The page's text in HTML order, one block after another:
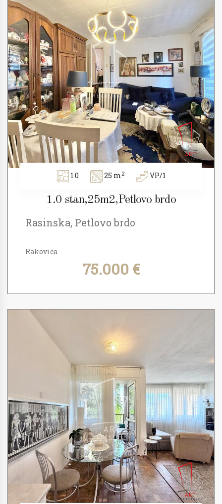
1.0 25 m2 VP/1
1.0 stan,25m2,Petlovo brdo
Rasinska, Petlovo brdo
Rakovica
75.000 €